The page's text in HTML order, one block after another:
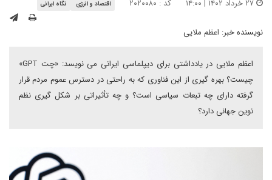
کد : ۲۰۲۰۰۸۰ اقتصاد و انرژی نگاه ایرانی
نویسنده خبر: اعظم ملایی
اعظم ملایی در یادداشتی برای دیپلماسی ایرانی می نویسد: «چت GPT»
چیست؟ بهره گیری از این فناوری که به راحتی در دسترس عموم مردم قرار
گرفته دارای چه تبعات سیاسی است؟ و چه تأثیراتی بر شکل گیری نظم
نوین جهانی دارد؟